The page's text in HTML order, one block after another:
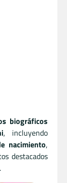
biográficos
, incluyendo
nacimiento,
destacados